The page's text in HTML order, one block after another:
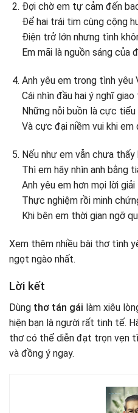
Đợi chờ em tự cảm đến
Để hai trái tim cùng cộng
Điện trở lớn nhưng tình
Em mãi là nguồn sáng của
Anh yêu em trong tình yêu
Cái nhìn đầu hai ý nghĩ giao
Những nỗi buồn là cực tiểu
Và cực đại niềm vui khi em
Nếu như em vẫn chưa thấy
Thì em hãy nhìn anh bằng
Anh yêu em hơn mọi lời
Thực nghiệm rồi minh
Khi bên em thời gian ngỡ
Xem thêm nhiều bài thơ tình
ngọt ngào nhất.
Lời kết
Dùng thơ tán gái làm xiêu
hiện bạn là người rất tinh tế.
thơ có thể diễn đạt trọn vẹn
và đồng ý ngay.